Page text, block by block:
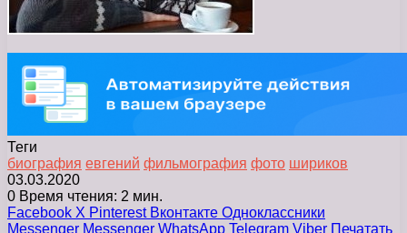
Теги
биография евгений фильмография фото шириков
03.03.2020
0 Время чтения: 2 мин.
Facebook X Pinterest Вконтакте Одноклассники
Messenger Messenger WhatsApp Telegram Viber Печатать